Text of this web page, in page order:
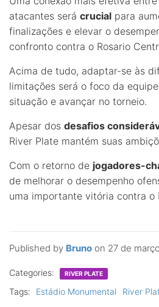
Published by Bruno on 27 de
atacantes será crucial para
finalizações e elevar o
confronto contra o Rosario
Acima de tudo, adaptar-se às
limitações será o foco da
situação e avançar no torneio.
Apesar dos desafios
River Plate mantém suas
Com o retorno de jogadores-
de melhorar o desempenho
uma importante vitória contra o
Categories: RIVER PLATE
Tags: Estádio Monumental River